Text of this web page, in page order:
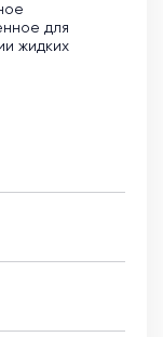
для
жидких